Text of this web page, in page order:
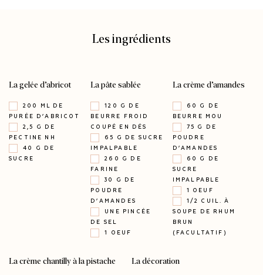
Les ingrédients
La gelée d’abricot
200 ML DE
PURÉE D’ABRICOT
2,5 G DE
PECTINE NH
40 G DE
SUCRE
La pâte sablée
120 G DE
BEURRE FROID
COUPÉ EN DÉS
65 G DE SUCRE
IMPALPABLE
260 G DE
FARINE
30 G DE
POUDRE
D’AMANDES
UNE PINCÉE
DE SEL
1 OEUF
La crème d’amandes
60 G DE
BEURRE MOU
75 G DE
POUDRE
D’AMANDES
60 G DE
SUCRE
IMPALPABLE
1 OEUF
1/2 CUIL. À
SOUPE DE RHUM
BRUN
(FACULTATIF)
La crème chantilly à la pistache La décoration